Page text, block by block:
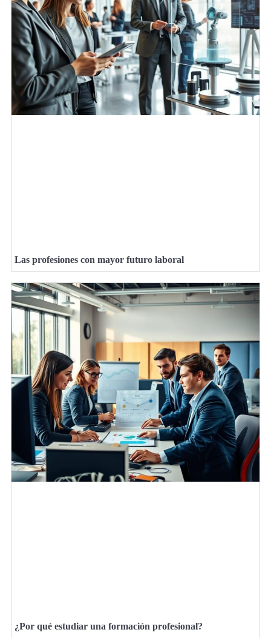
Las profesiones con mayor futuro laboral
¿Por qué estudiar una formación profesional?